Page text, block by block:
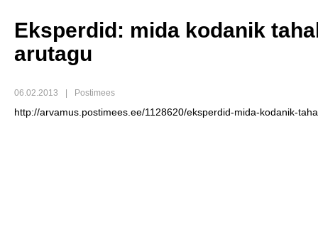
Eksperdid: mida kodanik
arutagu
06.02.2013 Postimees
http://arvamus.postimees.ee/1128620/eksperdid-mida-kodanik-